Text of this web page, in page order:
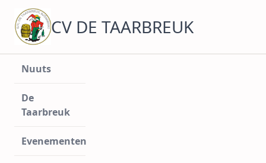
naar
inhoud
CV DE TAARBREUK
Nuuts
De
Taarbreuk
Evenementen